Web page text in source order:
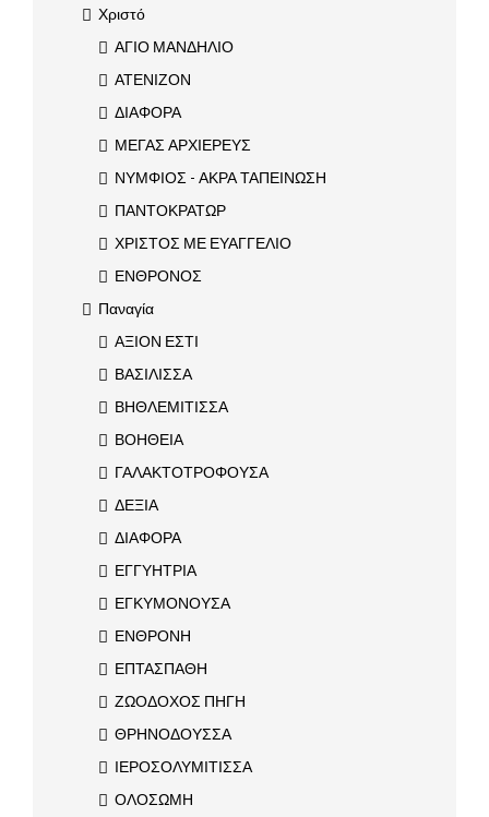
Χριστό
ΑΓΙΟ ΜΑΝΔΗΛΙΟ
ΑΤΕΝΙΖΟΝ
ΔΙΑΦΟΡΑ
ΜΕΓΑΣ ΑΡΧΙΕΡΕΥΣ
ΝΥΜΦΙΟΣ - ΑΚΡΑ ΤΑΠΕΙΝΩΣΗ
ΠΑΝΤΟΚΡΑΤΩΡ
ΧΡΙΣΤΟΣ ΜΕ ΕΥΑΓΓΕΛΙΟ
ΕΝΘΡΟΝΟΣ
Παναγία
ΑΞΙΟΝ ΕΣΤΙ
ΒΑΣΙΛΙΣΣΑ
ΒΗΘΛΕΜΙΤΙΣΣΑ
ΒΟΗΘΕΙΑ
ΓΑΛΑΚΤΟΤΡΟΦΟΥΣΑ
ΔΕΞΙΑ
ΔΙΑΦΟΡΑ
ΕΓΓΥΗΤΡΙΑ
ΕΓΚΥΜΟΝΟΥΣΑ
ΕΝΘΡΟΝΗ
ΕΠΤΑΣΠΑΘΗ
ΖΩΟΔΟΧΟΣ ΠΗΓΗ
ΘΡΗΝΟΔΟΥΣΣΑ
ΙΕΡΟΣΟΛΥΜΙΤΙΣΣΑ
ΟΛΟΣΩΜΗ